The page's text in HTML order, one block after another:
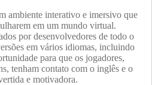
ambiente interativo e imersivo que
em um mundo virtual.
por desenvolvedores de todo o
em vários idiomas, incluindo
para que os jogadores,
tenham contato com o inglês e o
e motivadora.